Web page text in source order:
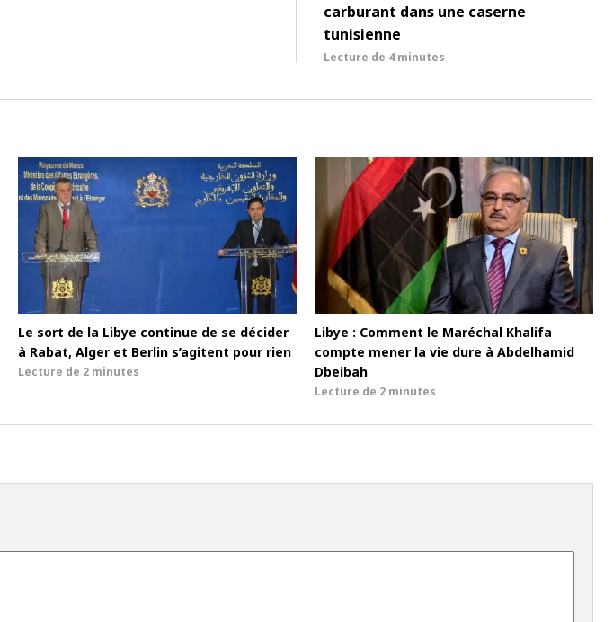
carburant dans une caserne
tunisienne
Lecture de 4 minutes
Le sort de la Libye continue de se décider
à Rabat, Alger et Berlin s’agitent pour rien
Lecture de 2 minutes
Libye : Comment le Maréchal Khalifa
compte mener la vie dure à Abdelhamid
Dbeibah
Lecture de 2 minutes